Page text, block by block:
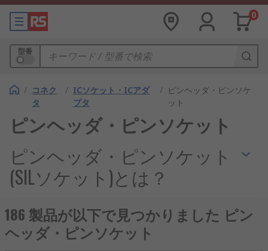
0
型番
/ コネク
タ
/ ICソケット・ICアダ
プタ
/ ピンヘッダ・ピンソケ
ット
ピンヘッダ・ピンソケット
ピンヘッダ・ピンソケット
(SILソケット)とは？
SILソケットは、シングルインラインパッケージ
（SIP）形状の電子部品を基板に接続するために使
用される部品です。ピンが一列に並んだ構造を持
186 製品が以下で見つかりました ピン
ヘッダ・ピンソケット